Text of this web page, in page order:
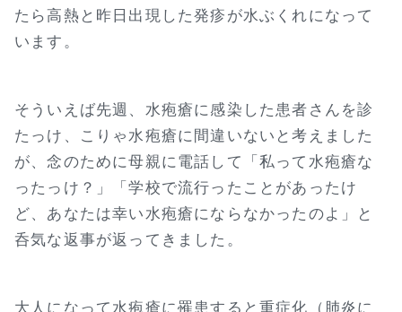
たら高熱と昨日出現した発疹が水ぶくれになって
います。
そういえば先週、水疱瘡に感染した患者さんを診
たっけ、こりゃ水疱瘡に間違いないと考えました
が、念のために母親に電話して「私って水疱瘡な
ったっけ？」「学校で流行ったことがあったけ
ど、あなたは幸い水疱瘡にならなかったのよ」と
呑気な返事が返ってきました。
大人になって水疱瘡に罹患すると重症化（肺炎に